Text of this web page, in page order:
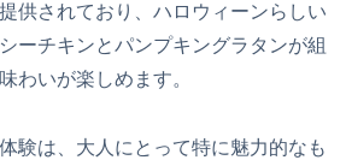
供されており、ハロウィーンらしい
ーチキンとパンプキングラタンが組
わいが楽しめます。
験は、大人にとって特に魅力的なも